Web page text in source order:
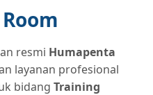
resmi Humapenta
layanan profesional
bidang Training